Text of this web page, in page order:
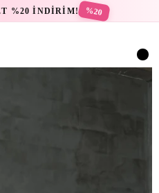
%20 İNDİRİM! %20